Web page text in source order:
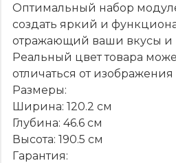
Оптимальный набор
создать яркий и
отражающий ваши вкусы и
Реальный цвет товара
отличаться от изображения
Размеры:
Ширина: 120.2 см
Глубина: 46.6 см
Высота: 190.5 см
Гарантия: